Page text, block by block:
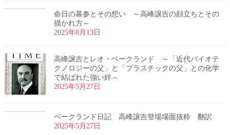
命日の墓参とその想い ～高峰譲吉の顔立ちとその
描かれ方～
2025年8月13日
高峰譲吉とレオ・ベークランド ～「近代バイオテ
クノロジーの父」と「プラスチックの父」との化学
で結ばれた強い絆～
2025年5月27日
ベークランド日記 高峰譲吉登場場面抜粋 翻訳
2025年5月27日